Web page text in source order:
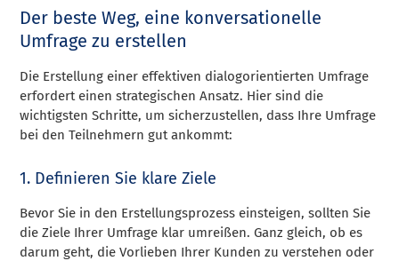
Der beste Weg, eine konversationelle
Umfrage zu erstellen
Die Erstellung einer effektiven dialogorientierten Umfrage
erfordert einen strategischen Ansatz. Hier sind die
wichtigsten Schritte, um sicherzustellen, dass Ihre Umfrage
bei den Teilnehmern gut ankommt:
1. Definieren Sie klare Ziele
Bevor Sie in den Erstellungsprozess einsteigen, sollten Sie
die Ziele Ihrer Umfrage klar umreißen. Ganz gleich, ob es
darum geht, die Vorlieben Ihrer Kunden zu verstehen oder